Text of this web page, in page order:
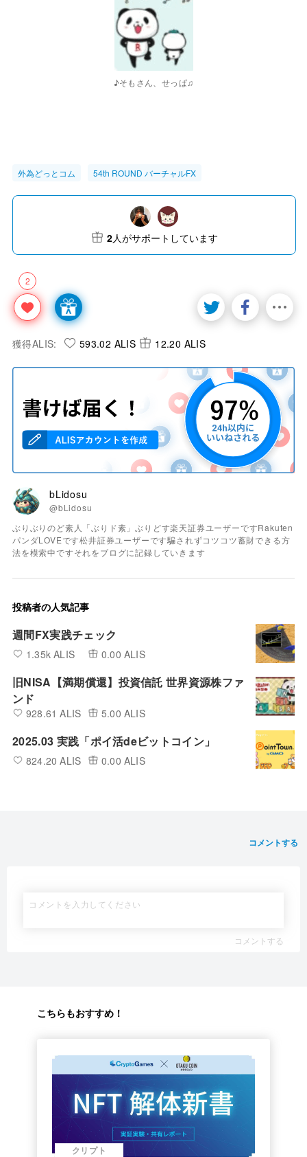
♪そもさん、せっぱ♫
外為どっとコム 54th ROUND バーチャルFX
2
2人がサポートしています
獲得ALIS: 593.02 ALIS 12.20 ALIS
bLidosu
@bLidosu
ぶりぶりのど素人「ぶりド素」ぶりどす楽天証券ユーザーですRakuten
パンダLOVEです松井証券ユーザーです騙されずコツコツ蓄財できる方
法を模索中ですそれをブログに記録していきます
投稿者の人気記事
週間FX実践チェック
1.35k ALIS 0.00 ALIS
旧NISA【満期償還】投資信託 世界資源株ファ
ンド
928.61 ALIS 5.00 ALIS
2025.03 実践「ポイ活deビットコイン」
824.20 ALIS 0.00 ALIS
コメントする
コメントする
こちらもおすすめ！
クリプト